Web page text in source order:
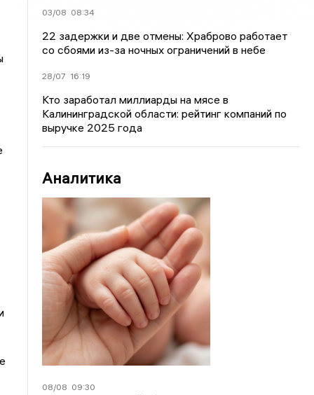
03/08 08:34
22 задержки и две отмены: Храброво работает
со сбоями из-за ночных ограничений в небе
28/07 16:19
Кто заработал миллиарды на мясе в
Калининградской области: рейтинг компаний по
выручке 2025 года
Аналитика
08/08 09:30